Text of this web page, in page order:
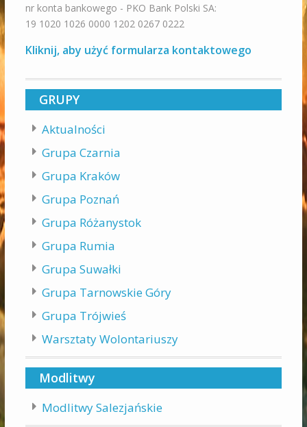
nr konta bankowego - PKO Bank Polski SA:
19 1020 1026 0000 1202 0267 0222
Kliknij, aby użyć formularza kontaktowego
GRUPY
Aktualności
Grupa Czarnia
Grupa Kraków
Grupa Poznań
Grupa Różanystok
Grupa Rumia
Grupa Suwałki
Grupa Tarnowskie Góry
Grupa Trójwieś
Warsztaty Wolontariuszy
Modlitwy
Modlitwy Salezjańskie